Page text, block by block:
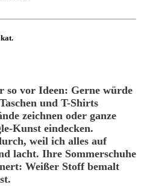
so vor Ideen: Gerne würde
und T-Shirts
zeichnen oder ganze
Kunst eindecken.
weil ich alles auf
lacht. Ihre Sommerschuhe
Weißer Stoff bemalt